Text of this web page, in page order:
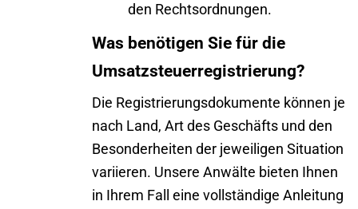
den Rechtsordnungen.
Was benötigen Sie für die
Umsatzsteuerregistrierung?
Die Registrierungsdokumente können je
nach Land, Art des Geschäfts und den
Besonderheiten der jeweiligen Situation
variieren. Unsere Anwälte bieten Ihnen
in Ihrem Fall eine vollständige Anleitung